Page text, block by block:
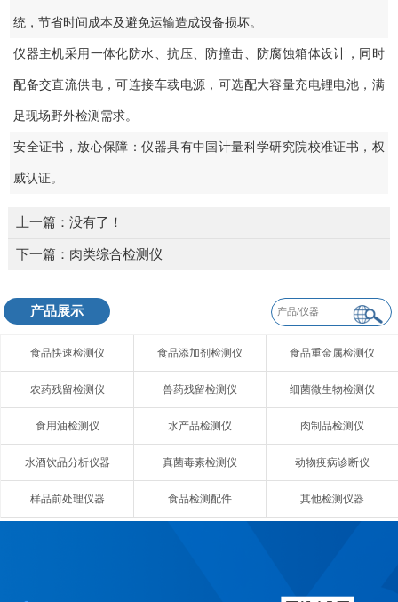
统，节省时间成本及避免运输造成设备损坏。
仪器主机采用一体化防水、抗压、防撞击、防腐蚀箱体设计，同时
配备交直流供电，可连接车载电源，可选配大容量充电锂电池，满
足现场野外检测需求。
安全证书，放心保障：仪器具有中国计量科学研究院校准证书，权
威认证。
上一篇：没有了！
下一篇： 肉类综合检测仪
产品展示
食品快速检测仪 食品添加剂检测仪 食品重金属检测仪
农药残留检测仪 兽药残留检测仪 细菌微生物检测仪
食用油检测仪 水产品检测仪 肉制品检测仪
水酒饮品分析仪器 真菌毒素检测仪 动物疫病诊断仪
样品前处理仪器 食品检测配件 其他检测仪器